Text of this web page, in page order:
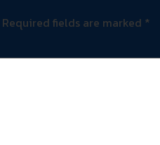
Required fields are marked *